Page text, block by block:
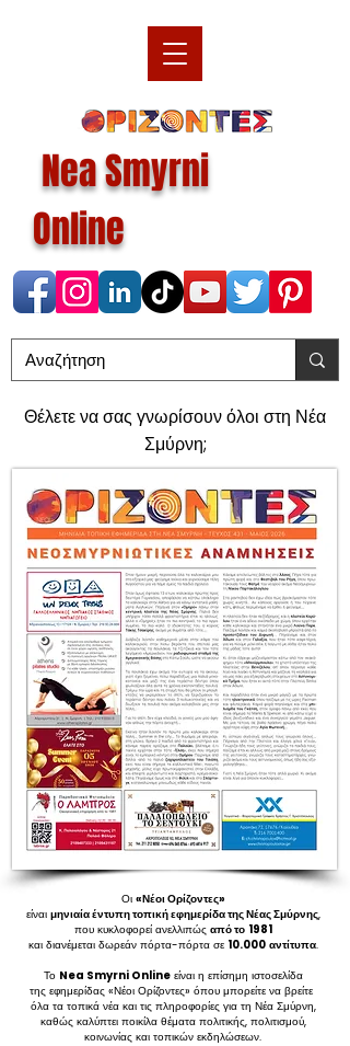
Nea Smyrni
Online
Θέλετε να σας γνωρίσουν όλοι στη Νέα
Σμύρνη;
Οι «Νέοι Ορίζοντες»
είναι μηνιαία έντυπη τοπική εφημερίδα της Νέας Σμύρνης,
που κυκλοφορεί ανελλιπώς από το 1981
και διανέμεται δωρεάν πόρτα-πόρτα σε 10.000 αντίτυπα.
Το Nea Smyrni Onlineείναι η επίσημη ιστοσελίδα
της εφημερίδας «Νέοι Ορίζοντες» όπου μπορείτε να βρείτε
όλα τα τοπικά νέα και τις πληροφορίες για τη Νέα Σμύρνη,
καθώς καλύπτει ποικίλα θέματα πολιτικής, πολιτισμού,
κοινωνίας και τοπικών εκδηλώσεων.